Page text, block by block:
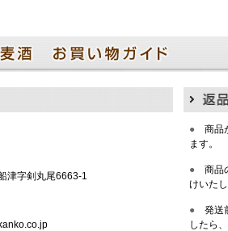
津字剣丸尾6663-1
● 商品
ます。
● 商品
けいた
● 発送
したら